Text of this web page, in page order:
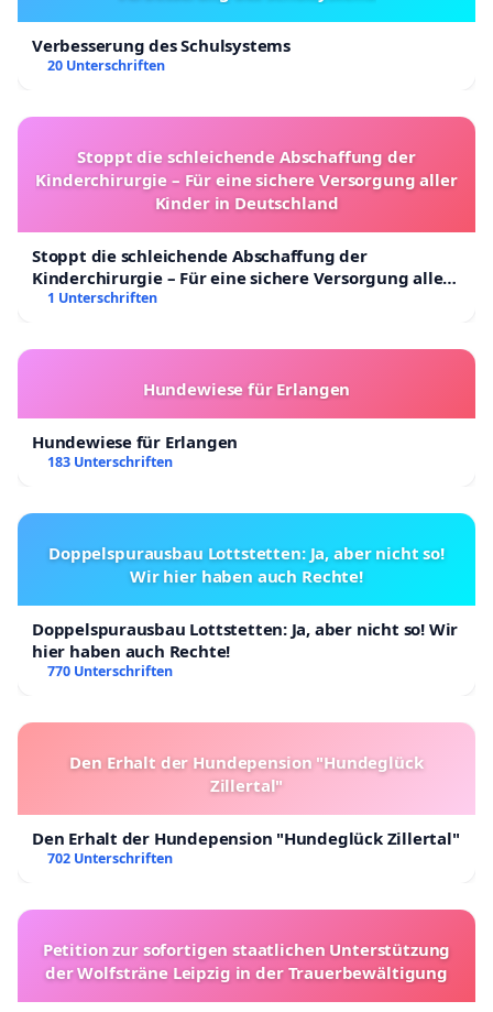
Verbesserung des Schulsystems
20 Unterschriften
Stoppt die schleichende Abschaffung der
Kinderchirurgie – Für eine sichere Versorgung aller
Kinder in Deutschland
Stoppt die schleichende Abschaffung der
Kinderchirurgie – Für eine sichere Versorgung aller
Kinder in Deutschland
1 Unterschriften
Hundewiese für Erlangen
Hundewiese für Erlangen
183 Unterschriften
Doppelspurausbau Lottstetten: Ja, aber nicht so!
Wir hier haben auch Rechte!
Doppelspurausbau Lottstetten: Ja, aber nicht so! Wir
hier haben auch Rechte!
770 Unterschriften
Den Erhalt der Hundepension "Hundeglück
Zillertal"
Den Erhalt der Hundepension "Hundeglück Zillertal"
702 Unterschriften
Petition zur sofortigen staatlichen Unterstützung
der Wolfsträne Leipzig in der Trauerbewältigung